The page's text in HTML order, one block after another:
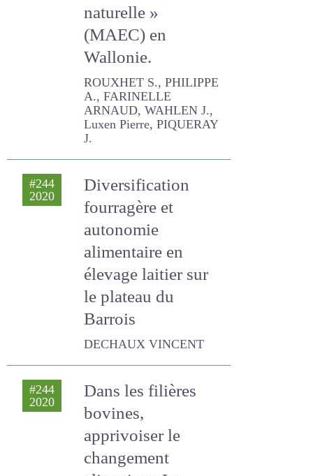
ROUXHET S., PHILIPPE A.,
FARINELLE ARNAUD,
WAHLEN J., Luxen Pierre,
PIQUERAY J.
Diversification
fourragère et
autonomie
élevage laitier sur le
plateau du Barrois
DECHAUX VINCENT
Dans les filières
bovines,
apprivoiser le
changement
méthode déployée
dans le cadre de
Climalait et
Climaviande